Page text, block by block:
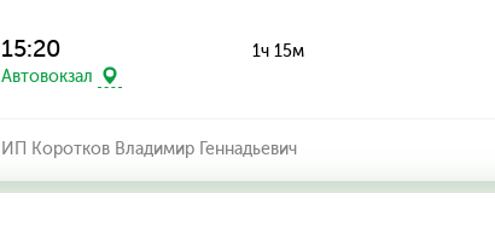
15:20
Автовокзал
1ч 15м
ИП Коротков Владимир Геннадьевич